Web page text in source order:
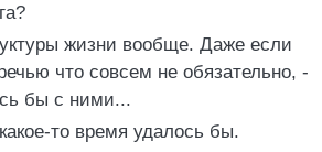
жизни вообще. Даже если
что совсем не обязательно, -
бы с ними...
то время удалось бы.